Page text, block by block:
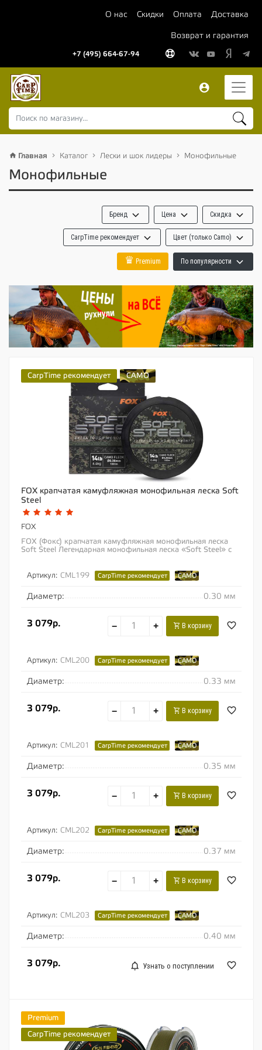
О нас Скидки Оплата Доставка
Возврат и гарантия
+7 (495) 664-67-94
Главная Каталог Лески и шок лидеры Монофильные
Монофильные
Бренд Цена Скидка
CarpTime рекомендует Цвет (только Camo)
♛ Premium По популярности
CarpTime рекомендует CAMO
FOX крапчатая камуфляжная монофильная леска Soft
Steel
FOX
FOX (Фокс) крапчатая камуфляжная монофильная леска
Soft Steel Легендарная монофильная леска «Soft Steel» с
Артикул: CML199 CarpTime рекомендует CAMO
Диаметр: 0.30 мм
3 079р. − + В корзину
Артикул: CML200 CarpTime рекомендует CAMO
Диаметр: 0.33 мм
3 079р. − + В корзину
Артикул: CML201 CarpTime рекомендует CAMO
Диаметр: 0.35 мм
3 079р. − + В корзину
Артикул: CML202 CarpTime рекомендует CAMO
Диаметр: 0.37 мм
3 079р. − + В корзину
Артикул: CML203 CarpTime рекомендует CAMO
Диаметр: 0.40 мм
3 079р. Узнать о поступлении
Premium
CarpTime рекомендует